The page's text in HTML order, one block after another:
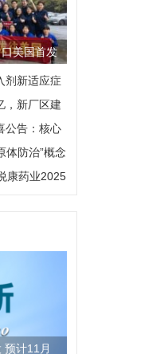
美国首发
剂新适应症
，新厂区建
公告：核心
体防治”概念
康药业2025
预计11月